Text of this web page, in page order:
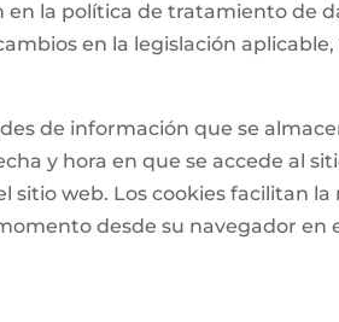
la política de tratamiento de
en la legislación
de información que se
y hora en que se accede al
web. Los cookies facilitan la
desde su navegador en